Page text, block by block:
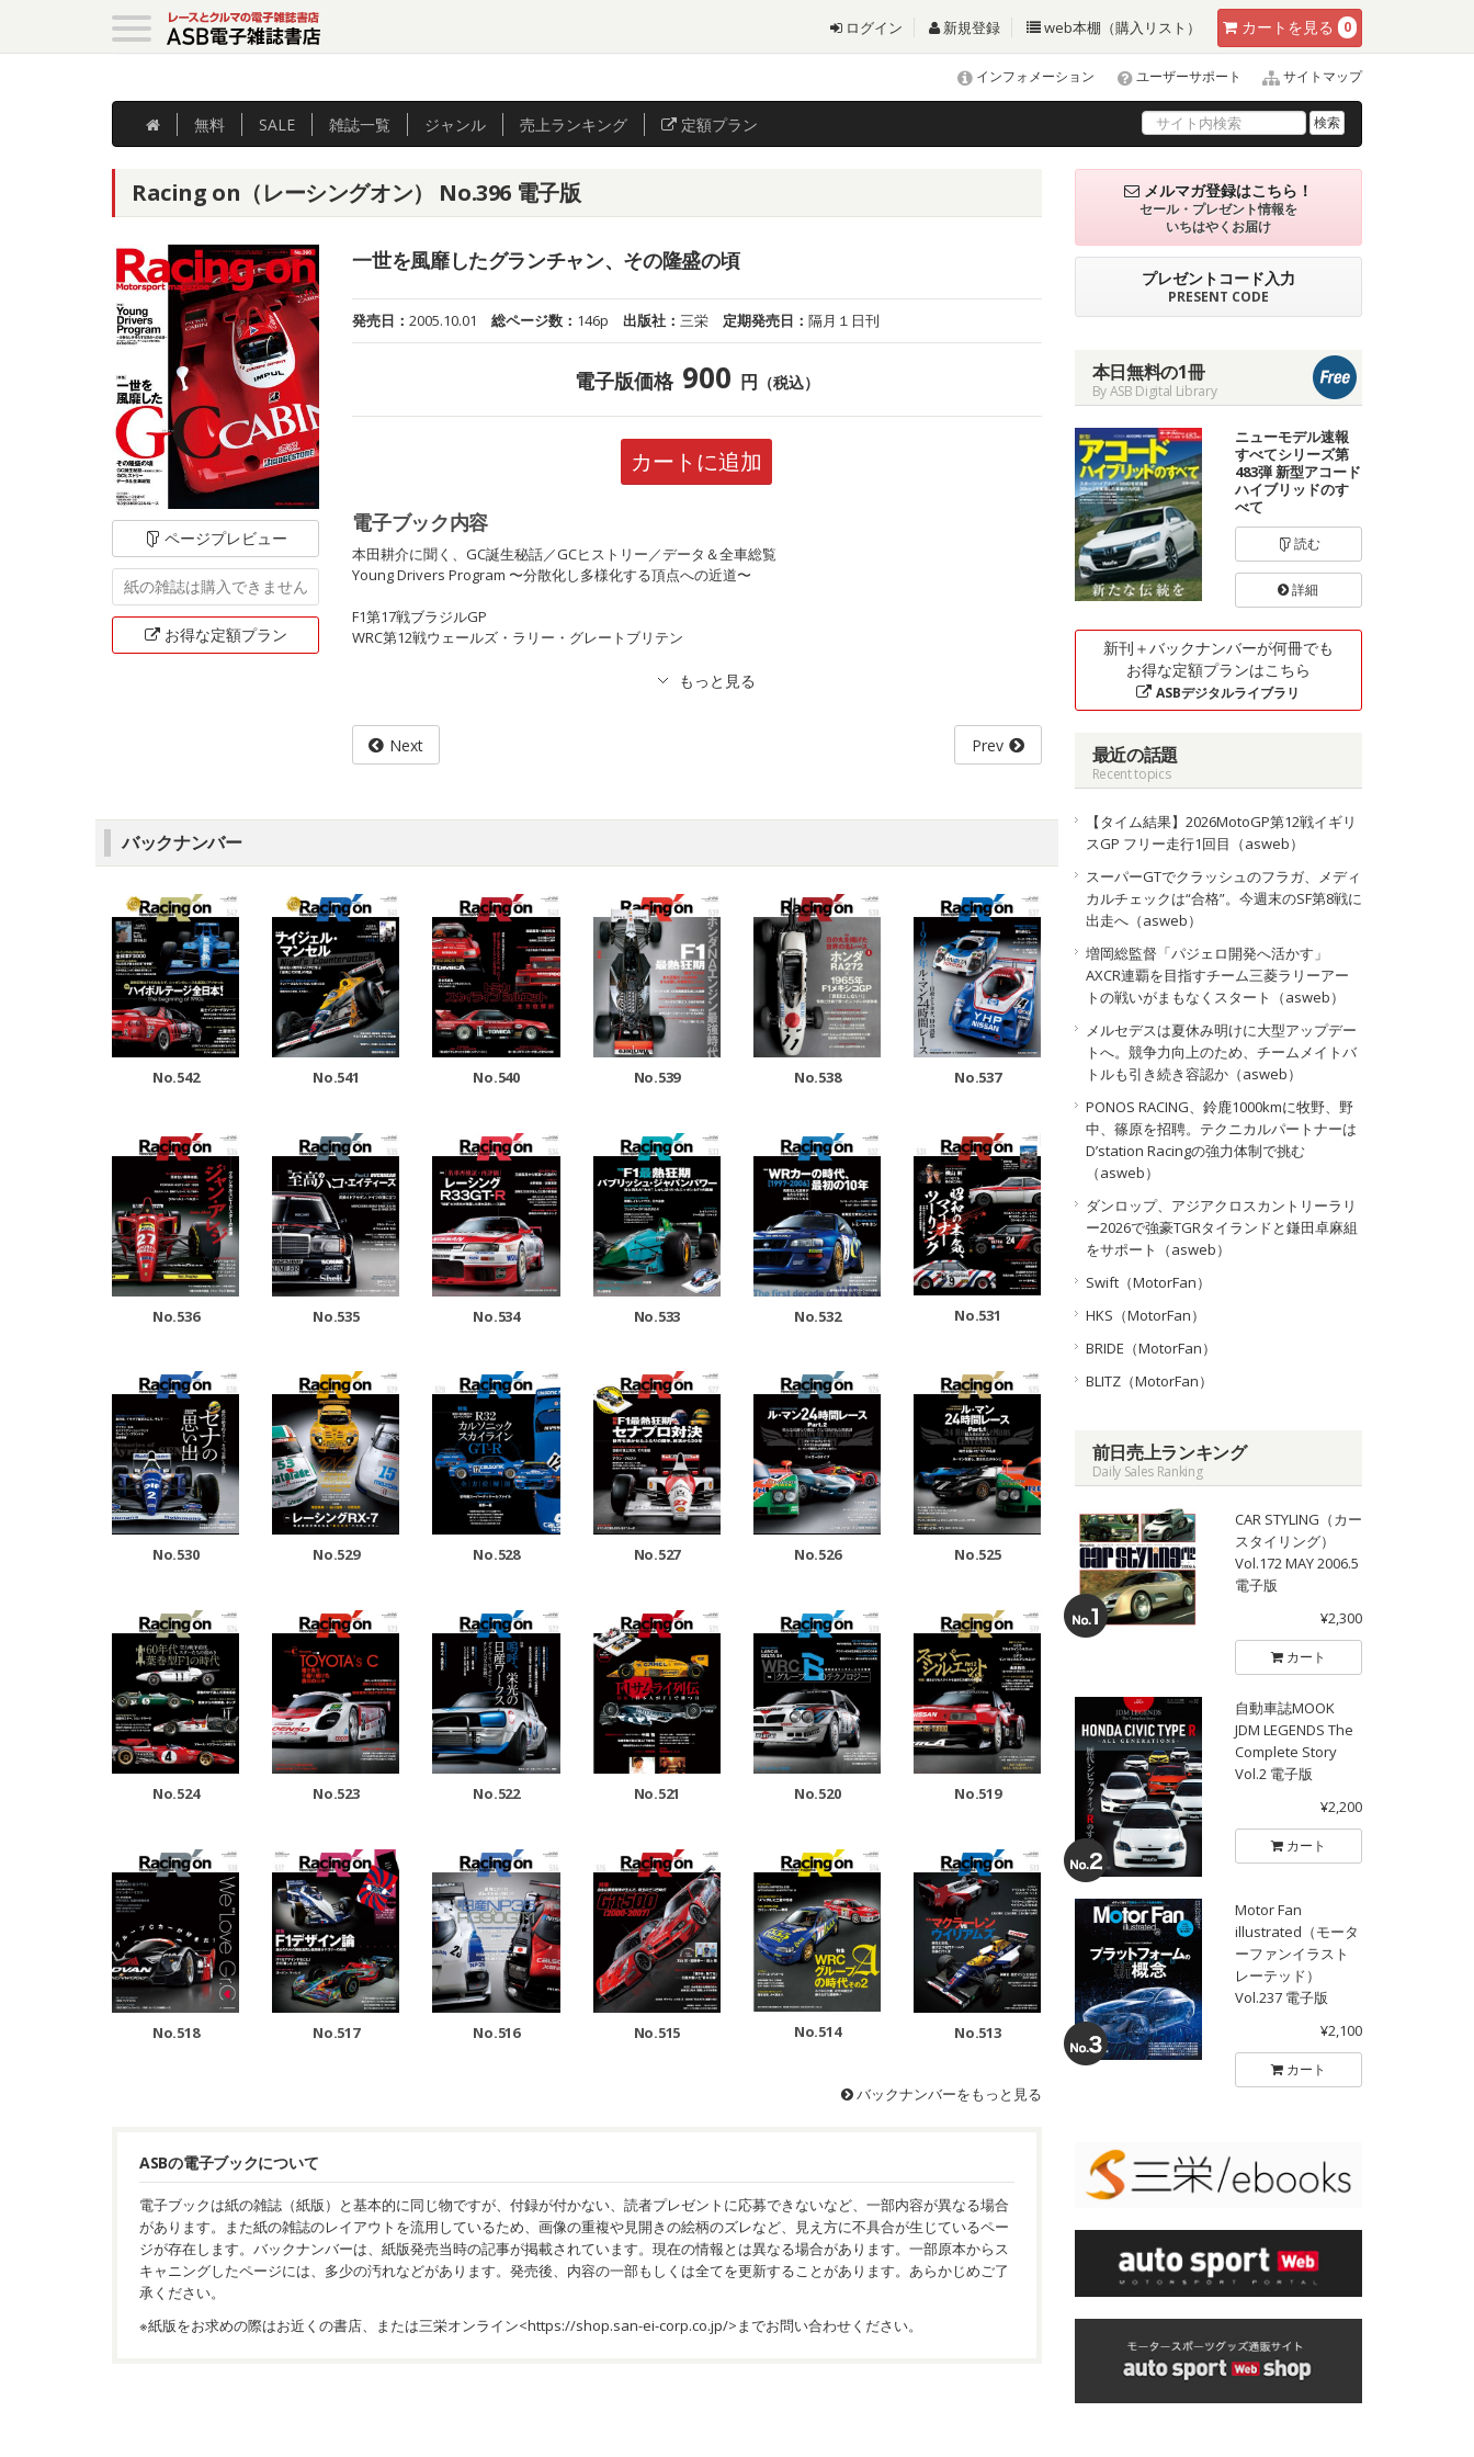
カート を見る 0
ログイン 新規登録 web本棚（購入リスト）
インフォメーション ユーザーサポート サイトマップ
無料 SALE 雑誌一覧 ジャンル 売上ランキング 定額プラン 検索
Racing on（レーシングオン） No.396 電子版
ページプレビュー
紙の雑誌は購入できません
お得な定額プラン
一世を風靡したグランチャン、その隆盛の頃
発売日：2005.10.01 総ページ数： 146p 出版社：三栄 定期発売日：隔月１日刊
電子版価格 900 円 （税込）
カートに追加
電子ブック内容
本田耕介に聞く、GC誕生秘話／GCヒストリー／データ＆全車総覧
Young Drivers Program 〜分散化し多様化する頂点への近道〜
F1第17戦ブラジルGP
WRC第12戦ウェールズ・ラリー・グレートブリテン
Next Prev
バックナンバー
No.542 No.541 No.540 No.539 No.538 No.537
No.536 No.535 No.534 No.533 No.532 No.531
No.530 No.529 No.528 No.527 No.526 No.525
No.524 No.523 No.522 No.521 No.520 No.519
No.518 No.517 No.516 No.515 No.514 No.513
バックナンバーをもっと見る
ASBの電子ブックについて
電子ブックは紙の雑誌（紙版）と基本的に同じ物ですが、付録が付かない、読者プレゼントに応募できないなど、一部内容が異なる場合
があります。また紙の雑誌のレイアウトを流用しているため、画像の重複や見開きの絵柄のズレなど、見え方に不具合が生じているペー
ジが存在します。バックナンバーは、紙版発売当時の記事が掲載されています。現在の情報とは異なる場合があります。一部原本からス
キャニングしたページには、多少の汚れなどがあります。発売後、内容の一部もしくは全てを更新することがあります。あらかじめご了
承ください。
※紙版をお求めの際はお近くの書店、または三栄オンライン<https://shop.san-ei-corp.co.jp/>までお問い合わせください。
メルマガ登録はこちら！
セール・プレゼント情報を
いちはやくお届け
プレゼントコード入力
PRESENT CODE
本日無料の1冊
By ASB Digital Library
ニューモデル速報
すべてシリーズ第
483弾 新型アコード
ハイブリッドのす
べて
読む
詳細
新刊＋バックナンバーが何冊でも
お得な定額プランはこちら
ASBデジタルライブラリ
最近の話題
Recent topics
【タイム結果】2026MotoGP第12戦イギリ
スGP フリー走行1回目（asweb）
スーパーGTでクラッシュのフラガ、メディ
カルチェックは“合格”。今週末のSF第8戦に
出走へ（asweb）
増岡総監督「パジェロ開発へ活かす」
AXCR連覇を目指すチーム三菱ラリーアー
トの戦いがまもなくスタート（asweb）
メルセデスは夏休み明けに大型アップデー
トへ。競争力向上のため、チームメイトバ
トルも引き続き容認か（asweb）
PONOS RACING、鈴鹿1000kmに牧野、野
中、篠原を招聘。テクニカルパートナーは
D’station Racingの強力体制で挑む
（asweb）
ダンロップ、アジアクロスカントリーラリ
ー2026で強豪TGRタイランドと鎌田卓麻組
をサポート（asweb）
Swift（MotorFan）
HKS（MotorFan）
BRIDE（MotorFan）
BLITZ（MotorFan）
前日売上ランキング
Daily Sales Ranking
CAR STYLING（カー
スタイリング）
Vol.172 MAY 2006.5
電子版
¥2,300
カート
自動車誌MOOK
JDM LEGENDS The
Complete Story
Vol.2 電子版
¥2,200
カート
Motor Fan
illustrated（モータ
ーファンイラスト
レーテッド）
Vol.237 電子版
¥2,100
カート